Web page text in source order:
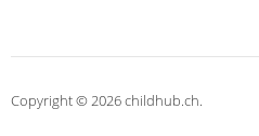
Copyright © 2026 childhub.ch.